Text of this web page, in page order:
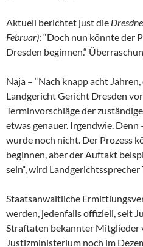
Aktuell berichtet just die
Februar): “Doch nun könnte der
Dresden beginnen.“
Naja – “Nach knapp acht
Landgericht Gericht Dresden
Terminvorschläge der
etwas genauer. Irgendwie. Denn
wurde noch nicht. Der Prozess
beginnen, aber der Auftakt
sein“, wird
Staatsanwaltliche
werden, jedenfalls offiziell, seit
Straftaten bekannter Mitglieder
Justizministerium noch im